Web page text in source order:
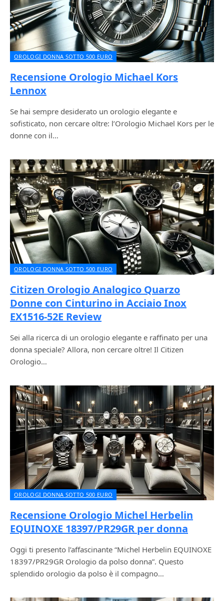
OROLOGI DONNA SOTTO 500 EURO
Recensione Orologio Michael Kors
Lennox
Se hai sempre desiderato un orologio elegante e
sofisticato, non cercare oltre: l’Orologio Michael Kors per le
donne con il…
OROLOGI DONNA SOTTO 500 EURO
Citizen Orologio Analogico Quarzo
Donne con Cinturino in Acciaio Inox
EX1516-52E Review
Sei alla ricerca di un orologio elegante e raffinato per una
donna speciale? Allora, non cercare oltre! Il Citizen
Orologio…
OROLOGI DONNA SOTTO 500 EURO
Recensione Orologio Michel Herbelin
EQUINOXE 18397/PR29GR per donna
Oggi ti presento l’affascinante “Michel Herbelin EQUINOXE
18397/PR29GR Orologio da polso donna”. Questo
splendido orologio da polso è il compagno…